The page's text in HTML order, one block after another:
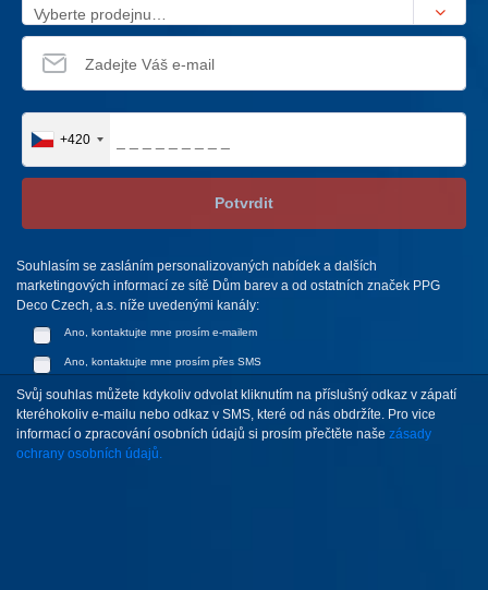
Vyberte prodejnu…
+420
Potvrdit
Souhlasím se zasláním personalizovaných nabídek a dalších
marketingových informací ze sítě Dům barev a od ostatních značek PPG
Deco Czech, a.s. níže uvedenými kanály:
Ano, kontaktujte mne prosím e-mailem
Ano, kontaktujte mne prosím přes SMS
Svůj souhlas můžete kdykoliv odvolat kliknutím na příslušný odkaz v zápatí
kteréhokoliv e-mailu nebo odkaz v SMS, které od nás obdržíte. Pro vice
informací o zpracování osobních údajů si prosím přečtěte naše zásady
ochrany osobních údajů.